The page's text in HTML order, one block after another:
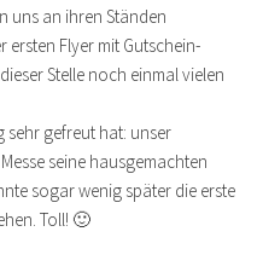
uns an ihren Ständen
Flyer mit Gutschein-
Stelle noch einmal vielen
sehr gefreut hat: unser
seine hausgemachten
sogar wenig später die erste
Toll! 🙂